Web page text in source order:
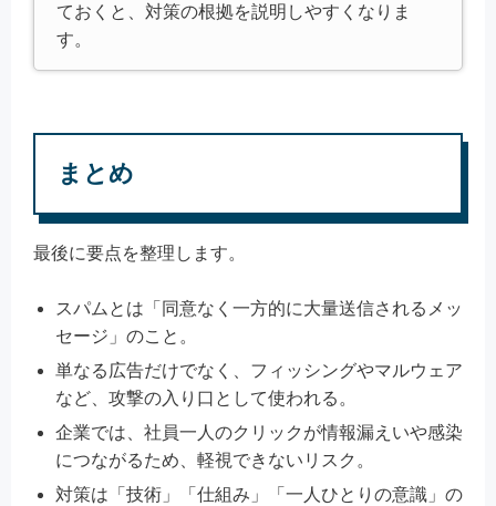
ておくと、対策の根拠を説明しやすくなりま
す。
まとめ
最後に要点を整理します。
スパムとは「同意なく一方的に大量送信されるメッ
セージ」のこと。
単なる広告だけでなく、フィッシングやマルウェア
など、攻撃の入り口として使われる。
企業では、社員一人のクリックが情報漏えいや感染
につながるため、軽視できないリスク。
対策は「技術」「仕組み」「一人ひとりの意識」の